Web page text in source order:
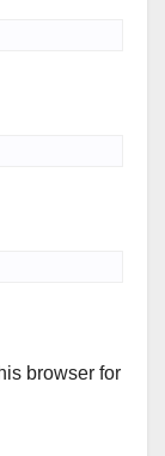
browser for